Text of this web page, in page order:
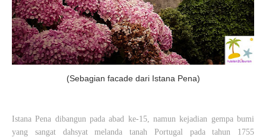
(Sebagian facade dari Istana Pena)
Istana Pena dibangun pada abad ke-15, namun kejadian gempa bumi
yang sangat dahsyat melanda tanah Portugal pada tahun 1755